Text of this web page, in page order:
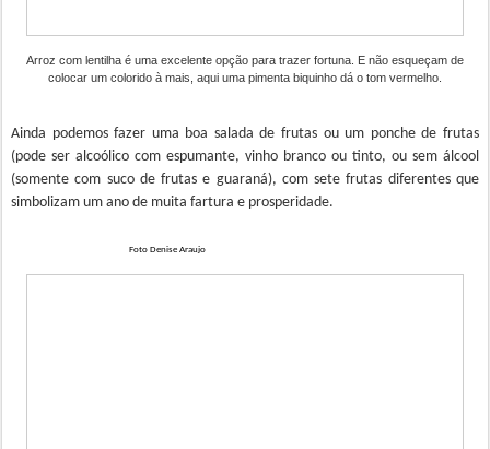
Arroz com lentilha é uma excelente opção para trazer fortuna. E não esqueçam de
colocar um colorido à mais, aqui uma pimenta biquinho dá o tom vermelho.
Ainda podemos fazer uma boa salada de frutas ou um ponche de frutas
(pode ser alcoólico com espumante, vinho branco ou tinto, ou sem álcool
(somente com suco de frutas e guaraná), com sete frutas diferentes que
simbolizam um ano de muita fartura e prosperidade.
Foto Denise Araujo